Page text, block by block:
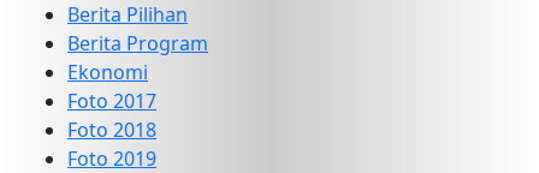
Berita Pilihan
Berita Program
Ekonomi
Foto 2017
Foto 2018
Foto 2019